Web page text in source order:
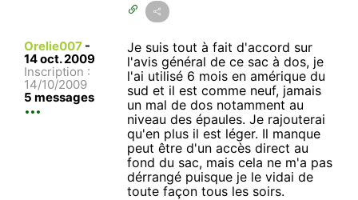
Orelie007 -
14 oct. 2009
Inscription :
14/10/2009
5 messages
Je suis tout à fait d'accord sur
l'avis général de ce sac à dos, je
l'ai utilisé 6 mois en amérique du
sud et il est comme neuf, jamais
un mal de dos notamment au
niveau des épaules. Je rajouterai
qu'en plus il est léger. Il manque
peut être d'un accès direct au
fond du sac, mais cela ne m'a pas
dérrangé puisque je le vidai de
toute façon tous les soirs.